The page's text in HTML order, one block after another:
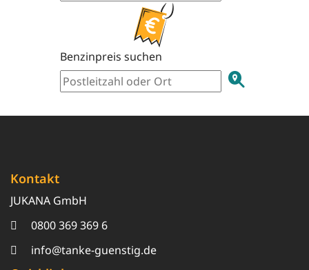
Benzinpreis suchen
Kontakt
JUKANA GmbH
0800 369 369 6
info@tanke-guenstig.de